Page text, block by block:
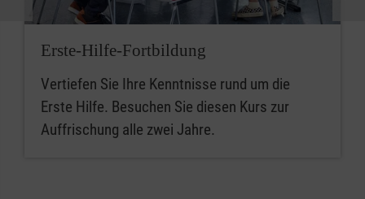
Erste-Hilfe-Fortbildung
Vertiefen Sie Ihre Kenntnisse rund um die
Erste Hilfe. Besuchen Sie diesen Kurs zur
Auffrischung alle zwei Jahre.